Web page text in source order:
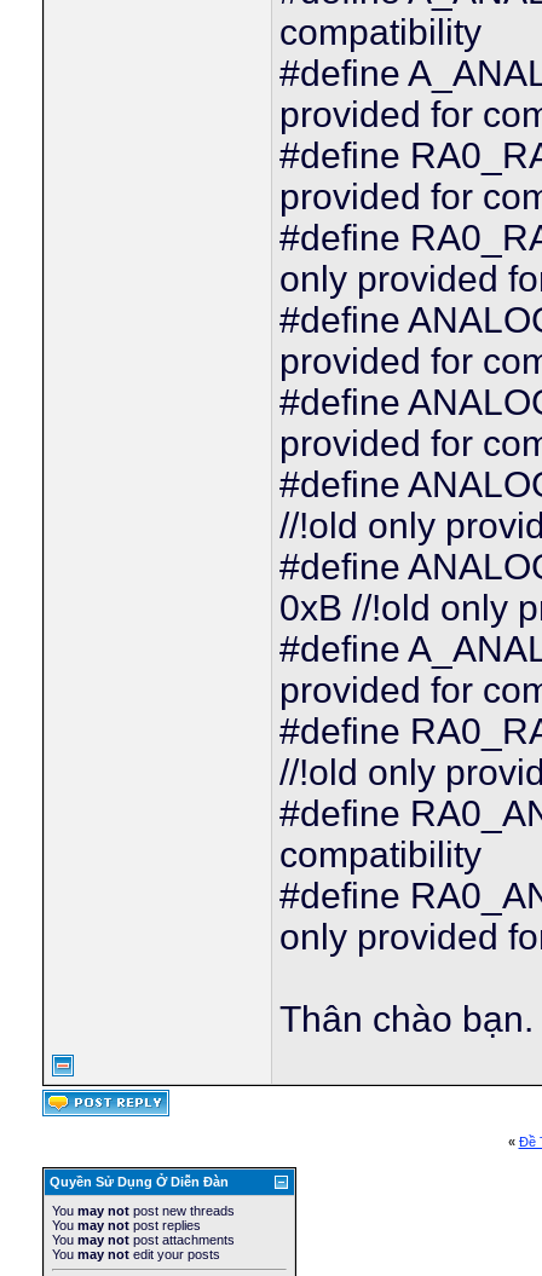
compatibility
#define
provided for
#define
provided for
#define
only provided
#define
provided for
#define
provided for
#define
//!old only
#define
0xB //!old only
#define
provided for
#define
//!old only
#define
compatibility
#define
only provided
Thân chào bạn.
« Ðề
Quyền Sử Dụng Ở Diễn Ðàn
You may not post new threads
You may not post replies
You may not post attachments
You may not edit your posts